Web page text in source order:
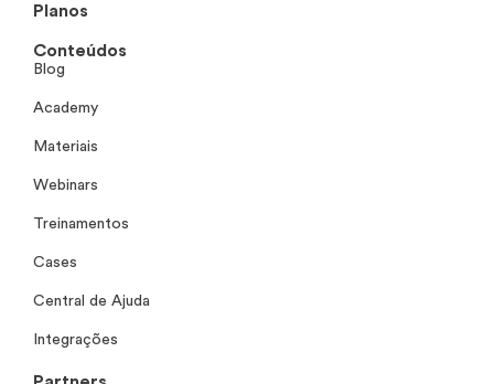
Planos
Conteúdos
Blog
Academy
Materiais
Webinars
Treinamentos
Cases
Central de Ajuda
Integrações